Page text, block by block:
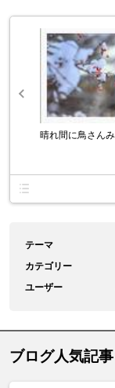
晴れ間に鳥さん
テーマ
カテゴリー
ユーザー
ブログ人気記事